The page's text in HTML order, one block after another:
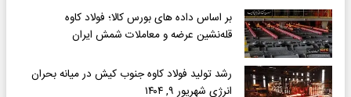
بر اساس داده های بورس کالا؛ فولاد کاوه
قله‌نشین عرضه و معاملات شمش ایران
رشد تولید فولاد کاوه جنوب کیش در میانه بحران
انرژی شهریور ۹, ۱۴۰۴